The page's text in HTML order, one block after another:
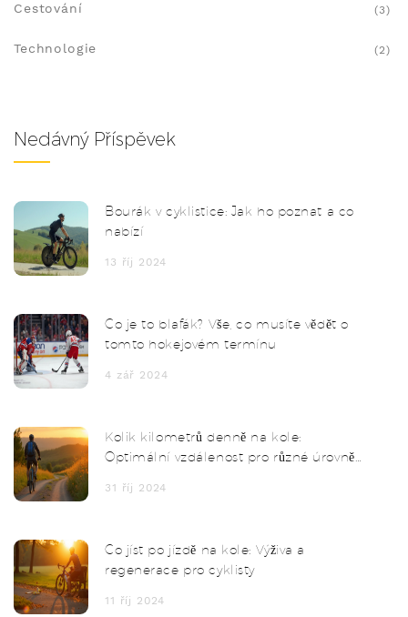
Cestování (3)
Technologie (2)
Nedávný Příspěvek
Bourák v cyklistice: Jak ho poznat a co
nabízí
13 říj 2024
Co je to blafák? Vše, co musíte vědět o
tomto hokejovém termínu
4 zář 2024
Kolik kilometrů denně na kole:
Optimální vzdálenost pro různé úrovně
31 říj 2024
Co jíst po jízdě na kole: Výživa a
regenerace pro cyklisty
11 říj 2024